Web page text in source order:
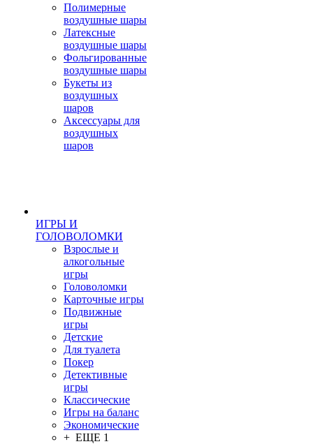
Полимерные
воздушные шары
Латексные
воздушные шары
Фольгированные
воздушные шары
Букеты из
воздушных
шаров
Аксессуары для
воздушных
шаров
ИГРЫ И
ГОЛОВОЛОМКИ
Взрослые и
алкогольные
игры
Головоломки
Карточные игры
Подвижные
игры
Детские
Для туалета
Покер
Детективные
игры
Классические
Игры на баланс
Экономические
+ ЕЩЕ 1